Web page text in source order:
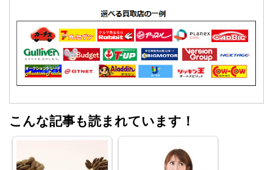
こんな記事も読まれています！